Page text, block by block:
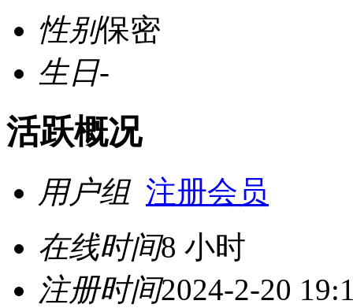
性别保密
生日-
活跃概况
用户组 注册会员
在线时间8 小时
注册时间2024-2-20